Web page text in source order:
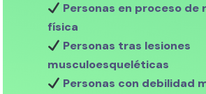
Personas en proceso de
física
Personas tras lesiones
musculoesqueléticas
Personas con debilidad